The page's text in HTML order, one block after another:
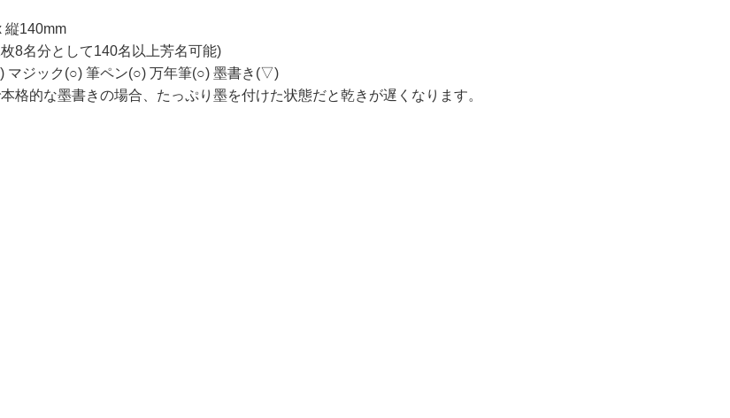
縦140mm
8名分として140名以上芳名可能)
マジック(○) 筆ペン(○) 万年筆(○) 墨書き(▽)
格的な墨書きの場合、たっぷり墨を付けた状態だと乾きが遅くなります。